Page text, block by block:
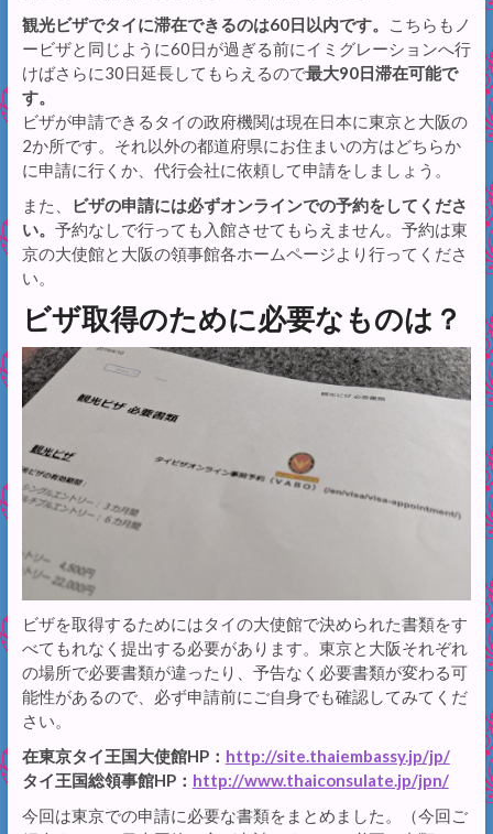
観光ビザでタイに滞在できるのは60日以内です。
こちらもノ
ービザと同じように60日が過ぎる前にイミグレーションへ行
けばさらに30日延長してもらえるので最大90日滞在可能で
す。
ビザが申請できるタイの政府機関は現在日本に東京と大阪の
2か所です。それ以外の都道府県にお住まいの方はどちらか
に申請に行くか、代行会社に依頼して申請をしましょう。
また、
ビザの申請には必ずオンラインでの予約をしてくださ
い。 予約なしで行っても入館させてもらえません。予約は東
京の大使館と大阪の領事館各ホームページより行ってくださ
い。
ビザ取得のために必要なものは？
ビザを取得するためにはタイの大使館で決められた書類をす
べてもれなく提出する必要があります。東京と大阪それぞれ
の場所で必要書類が違ったり、予告なく必要書類が変わる可
能性があるので、必ず申請前にご自身でも確認してみてくだ
さい。
在東京タイ王国大使館HP： http://site.thaiembassy.jp/jp/
タイ王国総領事館HP： http://www.thaiconsulate.jp/jpn/
今回は東京での申請に必要な書類をまとめました。（今回ご